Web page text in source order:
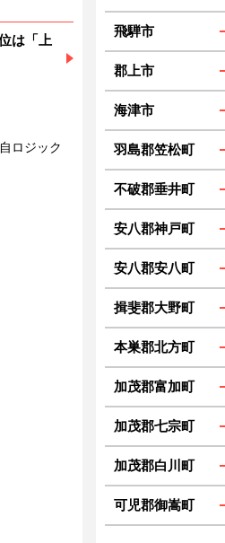
は「上
ロジック
飛騨市
郡上市
海津市
羽島郡笠松町
不破郡垂井町
安八郡神戸町
安八郡安八町
揖斐郡大野町
本巣郡北方町
加茂郡富加町
加茂郡七宗町
加茂郡白川町
可児郡御嵩町